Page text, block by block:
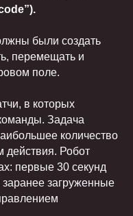
были создать
перемещать и
поле.
в которых
Задача
количество
действия. Робот
первые 30 секунд
загруженные